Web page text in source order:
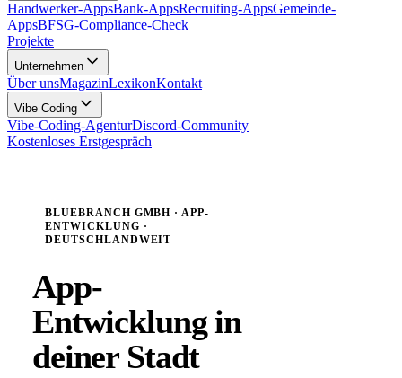
Handwerker-AppsBank-AppsRecruiting-AppsGemeinde-
AppsBFSG-Compliance-Check
Projekte
Unternehmen
Über unsMagazinLexikonKontakt
Vibe Coding
Vibe-Coding-AgenturDiscord-Community
Kostenloses Erstgespräch
BLUEBRANCH GMBH · APP-
ENTWICKLUNG ·
DEUTSCHLANDWEIT
App-
Entwicklung in
deiner Stadt